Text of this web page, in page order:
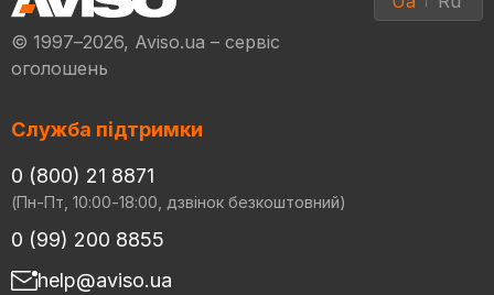
© 1997–2026, Aviso.ua – сервіс
оголошень
Служба підтримки
0 (800) 21 8871
(Пн-Пт, 10:00-18:00, дзвінок безкоштовний)
0 (99) 200 8855
help@aviso.ua